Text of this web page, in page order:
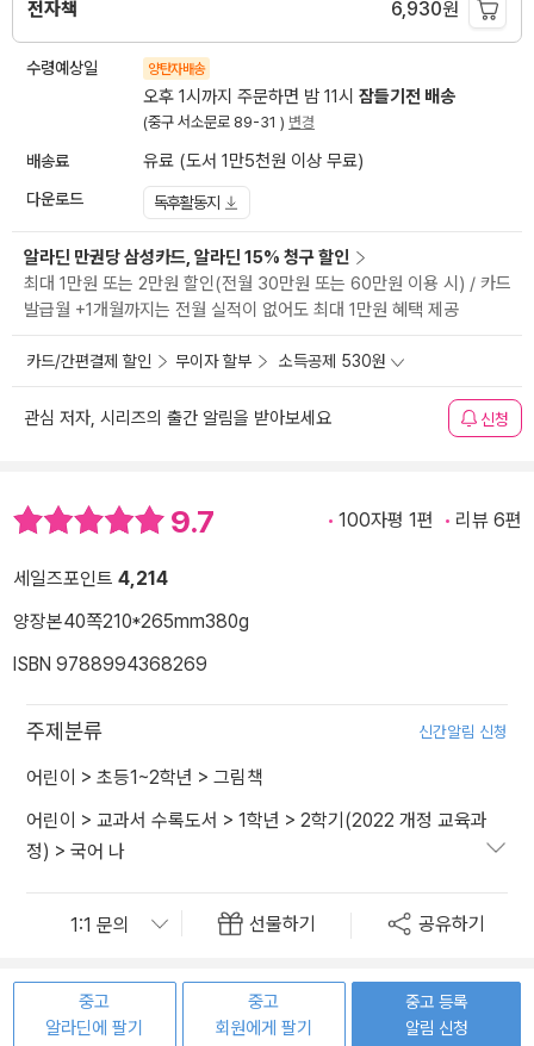
전자책 6,930원
수령예상일 양탄자배송
오후 1시까지 주문하면 밤 11시 잠들기전 배송
(중구 서소문로 89-31 ) 변경
배송료 유료 (도서 1만5천원 이상 무료)
다운로드 독후활동지
알라딘 만권당 삼성카드, 알라딘 15% 청구 할인
최대 1만원 또는 2만원 할인(전월 30만원 또는 60만원 이용 시) / 카드
발급월 +1개월까지는 전월 실적이 없어도 최대 1만원 혜택 제공
카드/간편결제 할인 무이자 할부 소득공제 530원
관심 저자, 시리즈의 출간 알림을 받아보세요 신청
9.7 100자평 1편 리뷰 6편
세일즈포인트 4,214
양장본40쪽210*265mm380g
ISBN 9788994368269
주제분류 신간알림 신청
어린이 > 초등1~2학년 > 그림책
어린이 > 교과서 수록도서 > 1학년 > 2학기(2022 개정 교육과
정) > 국어 나
선물하기 공유하기
중고
알라딘에 팔기
중고
회원에게 팔기
중고 등록
알림 신청